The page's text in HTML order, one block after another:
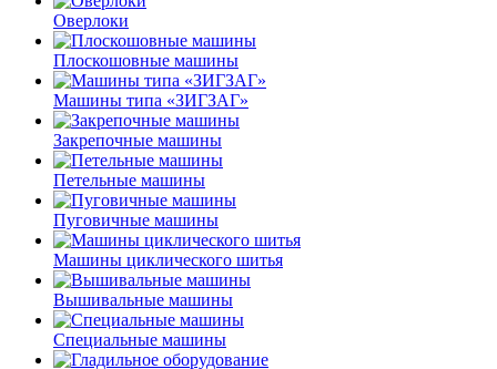
Оверлоки
Плоскошовные машины
Машины типа «ЗИГЗАГ»
Закрепочные машины
Петельные машины
Пуговичные машины
Машины циклического шитья
Вышивальные машины
Специальные машины